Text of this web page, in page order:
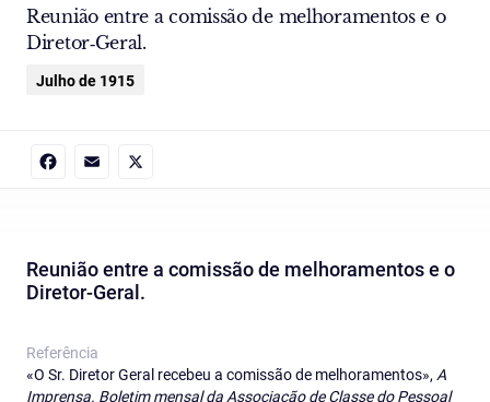
Reunião entre a comissão de melhoramentos e o
Diretor‑Geral.
Julho de 1915
Reunião entre a comissão de melhoramentos e o
Diretor‑Geral.
Referência
«O Sr. Diretor Geral recebeu a comissão de melhoramentos», A
Imprensa. Boletim mensal da Associação de Classe do Pessoal